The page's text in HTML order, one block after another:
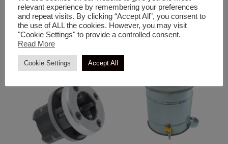
Διάφορα
Βίδα Οδηγού Φ 60mm
Διάφορα
Βίδες Ορειχάλκινου
Ψεκαστήρα
relevant experience by remembering your preferences
and repeat visits. By clicking “Accept All”, you consent to
the use of ALL the cookies. However, you may visit
"Cookie Settings" to provide a controlled consent.
Read More
Cookie Settings Accept All